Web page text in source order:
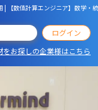
【数値計算エンジニア】数学
ログイン
をお探しの企業様はこちら